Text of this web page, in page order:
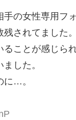
の女性専用フ
されてました。
ことが感じられ
した。
に…。